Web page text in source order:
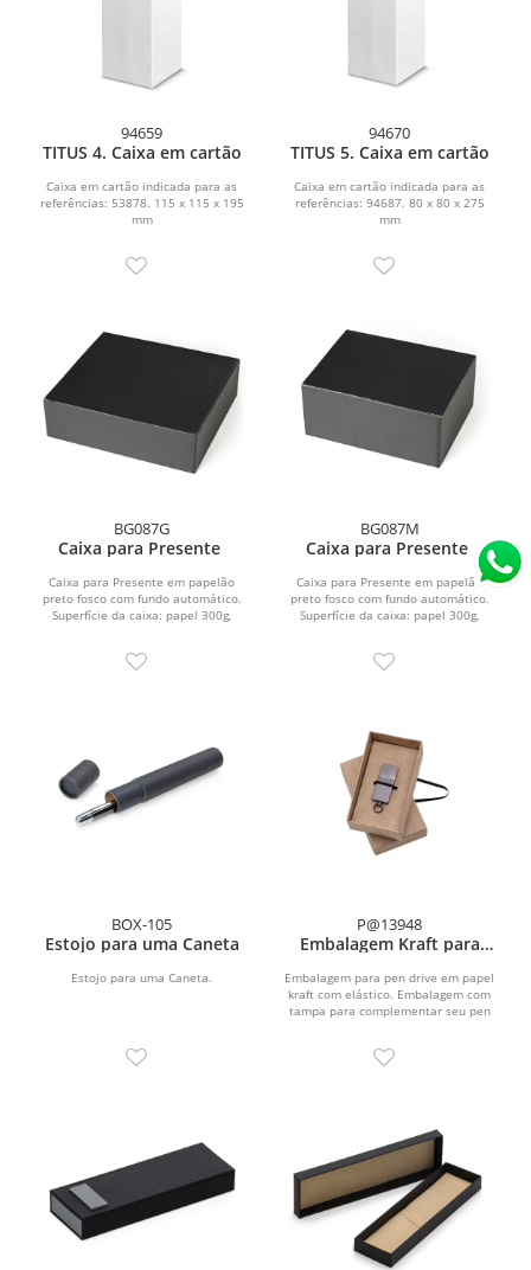
94659
TITUS 4. Caixa em cartão
Caixa em cartão indicada para as
referências: 53878. 115 x 115 x 195
mm
94670
TITUS 5. Caixa em cartão
Caixa em cartão indicada para as
referências: 94687. 80 x 80 x 275
mm
BG087G
Caixa para Presente
Caixa para Presente em papelão
preto fosco com fundo automático.
Superfície da caixa: papel 300g,
BG087M
Caixa para Presente
Caixa para Presente em papelão
preto fosco com fundo automático.
Superfície da caixa: papel 300g,
BOX-105
Estojo para uma Caneta
Estojo para uma Caneta.
P@13948
Embalagem Kraft para
Embalagem para pen drive em papel
kraft com elástico. Embalagem com
tampa para complementar seu pen